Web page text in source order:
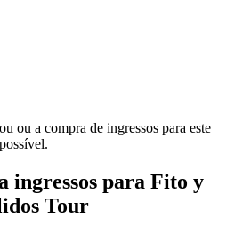
ou a compra de ingressos para este
ingressos para Fito y
Tour